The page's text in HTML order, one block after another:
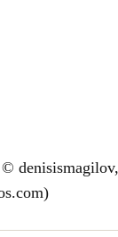
denisismagilov,